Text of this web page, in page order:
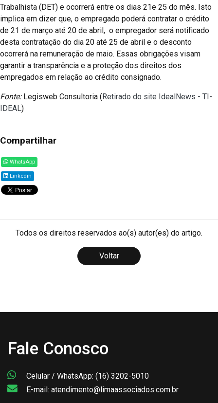
Trabalhista (DET) e ocorrerá entre os dias 21e 25 do mês. Isto
implica em dizer que, o empregado poderá contratar o crédito
de 21 de março até 20 de abril, o empregador será notificado
desta contratação do dia 20 até 25 de abril e o desconto
ocorrerá na remuneração de maio. Essas obrigações visam
garantir a transparência e a proteção dos direitos dos
empregados em relação ao crédito consignado.
Fonte:Legisweb Consultoria (Retirado do site IdealNews - TI-
IDEAL)
Compartilhar
WhatsApp
Linkedin
Todos os direitos reservados ao(s) autor(es) do artigo.
Voltar
Fale Conosco
Celular / WhatsApp: (16) 3202-5010
E-mail: atendimento@limaassociados.com.br